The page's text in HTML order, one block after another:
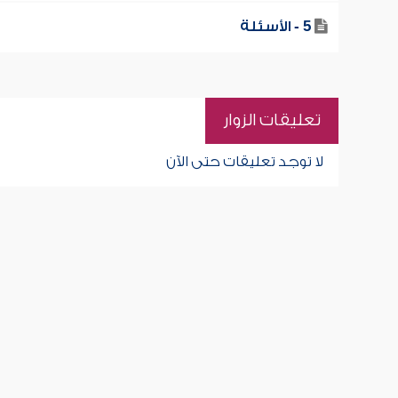
5 - الأسئلة
تعليقات الزوار
لا توجد تعليقات حتى الآن